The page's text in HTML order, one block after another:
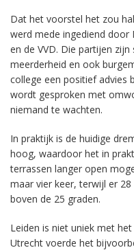
Dat het voorstel het zou
werd mede ingediend door
en de VVD. Die partijen
meerderheid en ook
college een positief advies
wordt gesproken met
niemand te wachten.
In praktijk is de huidige
hoog, waardoor het in
terrassen langer open
maar vier keer, terwijl er
boven de 25 graden.
Leiden is niet uniek met
Utrecht voerde het